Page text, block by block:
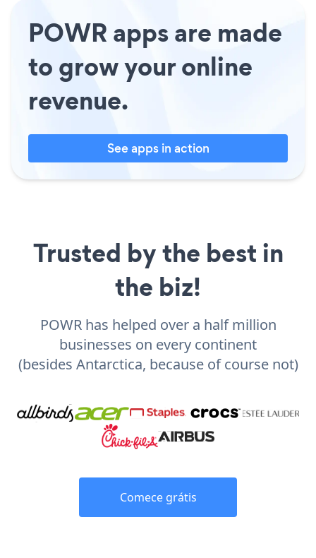
POWR apps are made
to grow your online
revenue.
See apps in action
Trusted by the best in
the biz!
POWR has helped over a half million
businesses on every continent
(besides Antarctica, because of course not)
Comece grátis